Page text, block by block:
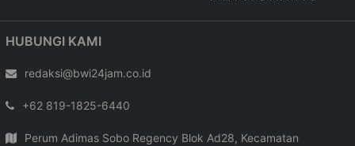
HUBUNGI KAMI
redaksi@bwi24jam.co.id
+62 819-1825-6440
Perum Adimas Sobo Regency Blok Ad28, Kecamatan